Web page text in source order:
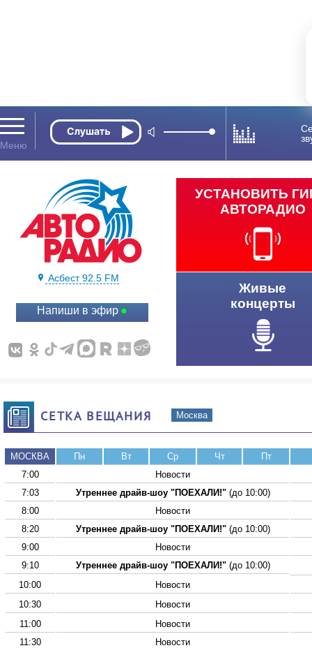
Асбест 92.5 FM
Напиши в эфир
УСТАНОВИТЬ
АВТОРАДИО
Живые
концерты
СЕТКА ВЕЩАНИЯ Москва
МОСКВА Пн Вт Ср Чт
Пт
7:00
Новости
7:03
Утреннее драйв-шоу "ПОЕХАЛИ!"(до 10:00)
8:00
Новости
8:20
Утреннее драйв-шоу "ПОЕХАЛИ!"(до 10:00)
9:00
Новости
9:10
Утреннее драйв-шоу "ПОЕХАЛИ!"(до 10:00)
10:00
Новости
10:30
Новости
11:00
Новости
11:30
Новости